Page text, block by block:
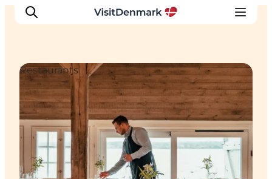
Inspiration
Regionen
Erlebnisse
Unterkünfte
Reiseplanung
Restaurants